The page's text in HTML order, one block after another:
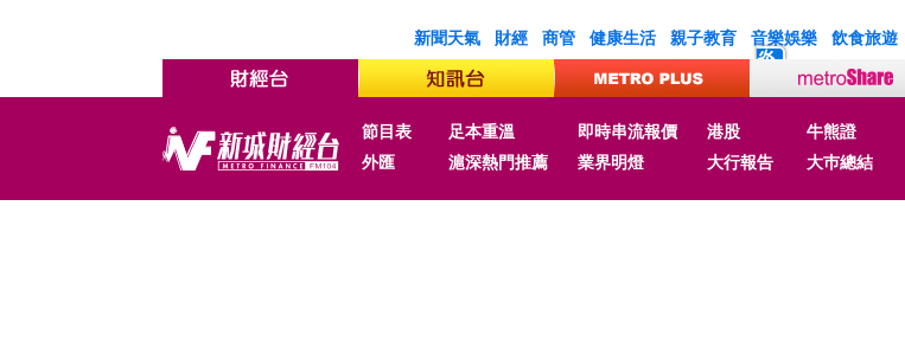
新聞天氣 財經 商管 健康生活 親子教育 音樂娛樂 飲食旅遊
炎
節目表 足本重溫 即時串流報價 港股 牛熊證
外匯
滬深熱門推薦 業界明燈 大行報告 大巿總結